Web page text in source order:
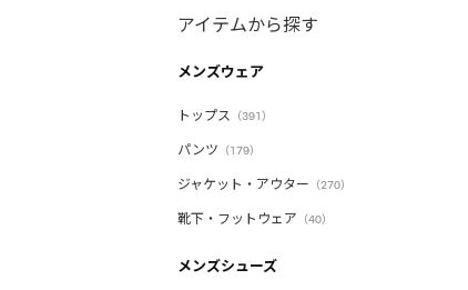
アイテムから探す
メンズウェア
トップス （391）
パンツ （179）
ジャケット・アウター （270）
靴下・フットウェア （40）
メンズシューズ